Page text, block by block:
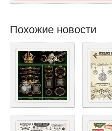
Похожие новости